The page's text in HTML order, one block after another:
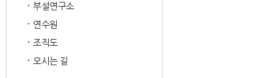
부설연구소
연수원
조직도
오시는 길